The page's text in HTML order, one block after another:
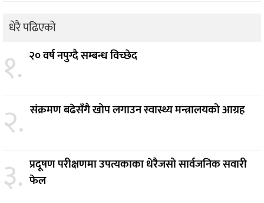
धेरै पढिएको
१. २० वर्ष नपुग्दै सम्बन्ध विच्छेद
२. संक्रमण बढेसँगै खोप लगाउन स्वास्थ्य मन्त्रालयको आग्रह
३. प्रदूषण परीक्षणमा उपत्यकाका धेरैजसो सार्वजनिक सवारी
फेल